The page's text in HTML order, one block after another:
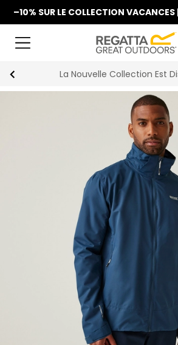
–10% SUR LE COLLECTION
La Nouvelle Collection Est